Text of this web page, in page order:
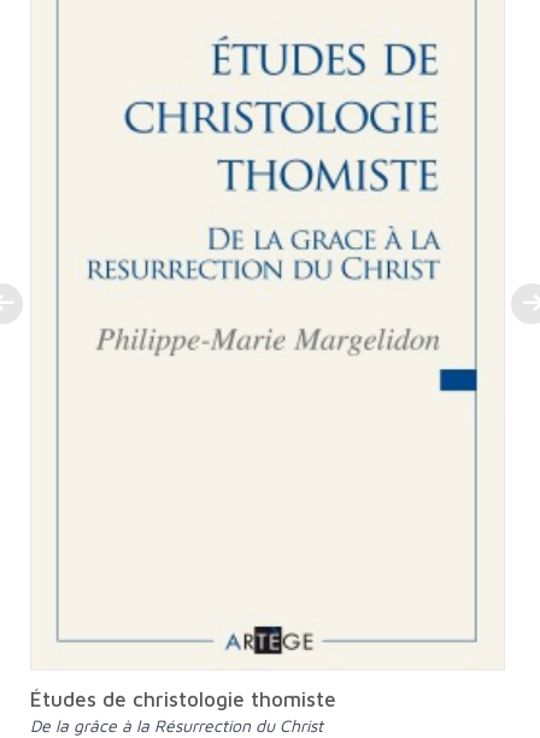
Études de christologie thomiste
De la grâce à la Résurrection du Christ